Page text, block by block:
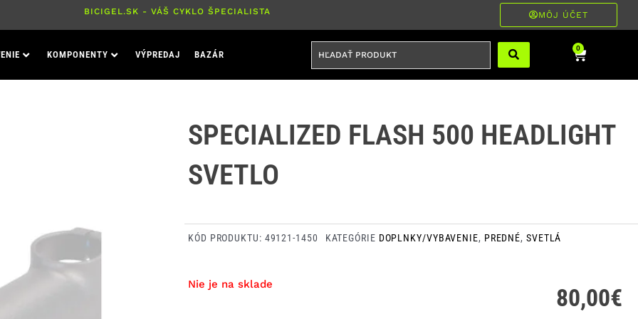
BICIGEL.SK - VÁŠ CYKLO ŠPECIALISTA MÔJ ÚČET
KOMPONENTY VÝPREDAJ BAZÁR
HĽADAŤ
PRODUKT
0
Cart
SPECIALIZED FLASH 500 HEADLIGHT
SVETLO
KÓD PRODUKTU: 49121-1450 KATEGÓRIE DOPLNKY/VYBAVENIE, PREDNÉ, SVETLÁ
Nie je na sklade 80,00€